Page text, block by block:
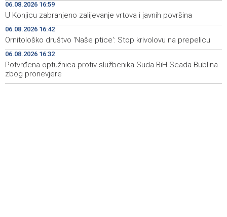
16:14
Srbija: Sindikat traži da zaštita radnika na visokim
temperaturama uđe u zakon
16:05
Obilježavanje 31. obljetnice VRO 'Maestral' i oslobođenja
Jajca uz pokroviteljstvo HNS-a BiH
16:04
Vozač podlegao ozljedama nakon sudara kod
Tomislavgrada
06.08.2026 16:59
U Konjicu zabranjeno zalijevanje vrtova i javnih površina
06.08.2026 16:42
Ornitološko društvo 'Naše ptice': Stop krivolovu na prepelicu
06.08.2026 16:32
Potvrđena optužnica protiv službenika Suda BiH Seada Bublina
zbog pronevjere